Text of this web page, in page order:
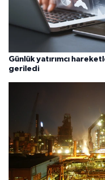
Günlük yatırımcı
geriledi